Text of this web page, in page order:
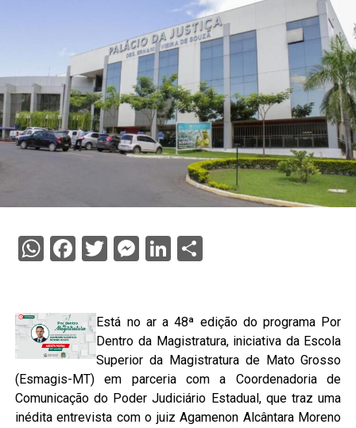
WhatsApp
Facebook
TwitterMessenger
LinkedIn
Está no ar a 48ª edição do programa Por
Dentro da Magistratura, iniciativa da Escola
Superior da Magistratura de Mato Grosso
(Esmagis-MT) em parceria com a Coordenadoria de
Comunicação do Poder Judiciário Estadual, que traz uma
inédita entrevista com o juiz Agamenon Alcântara Moreno